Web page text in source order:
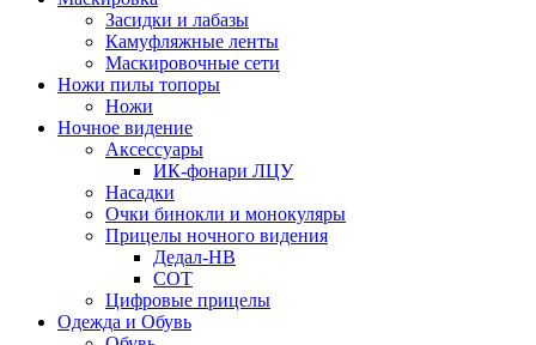
Засидки и лабазы
Камуфляжные ленты
Маскировочные сети
Ножи пилы топоры
Ножи
Ночное видение
Аксессуары
ИК-фонари ЛЦУ
Насадки
Очки бинокли и монокуляры
Прицелы ночного видения
Дедал-НВ
СОТ
Цифровые прицелы
Одежда и Обувь